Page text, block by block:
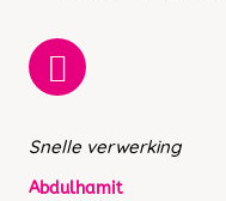
Snelle verwerking
Abdulhamit